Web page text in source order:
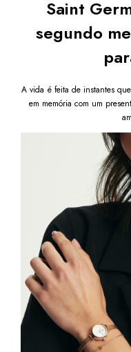
Saint
segundo
A vida é feita de instantes
em memória com um